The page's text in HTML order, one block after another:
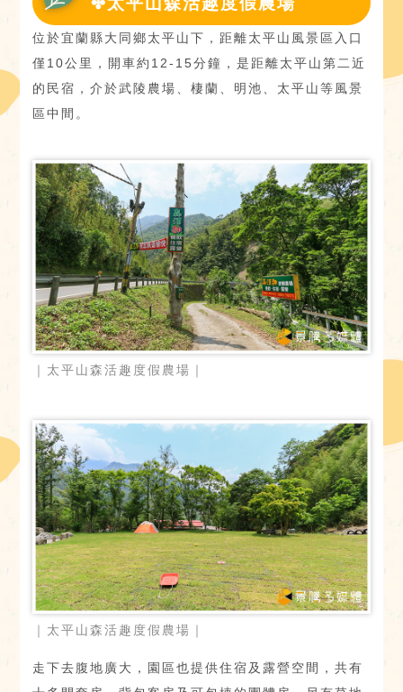
位於宜蘭縣大同鄉太平山下，距離太平山風景區入口
僅10公里，開車約12-15分鐘，是距離太平山第二近
的民宿，介於武陵農場、棲蘭、明池、太平山等風景
區中間。
｜太平山森活趣度假農場｜
｜太平山森活趣度假農場｜
走下去腹地廣大，園區也提供住宿及露營空間，共有